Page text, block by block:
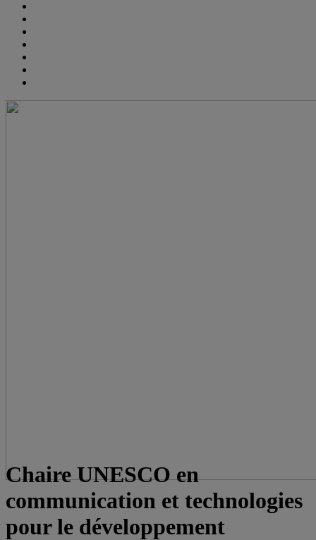
Chaire UNESCO en
communication et technologies
pour le développement